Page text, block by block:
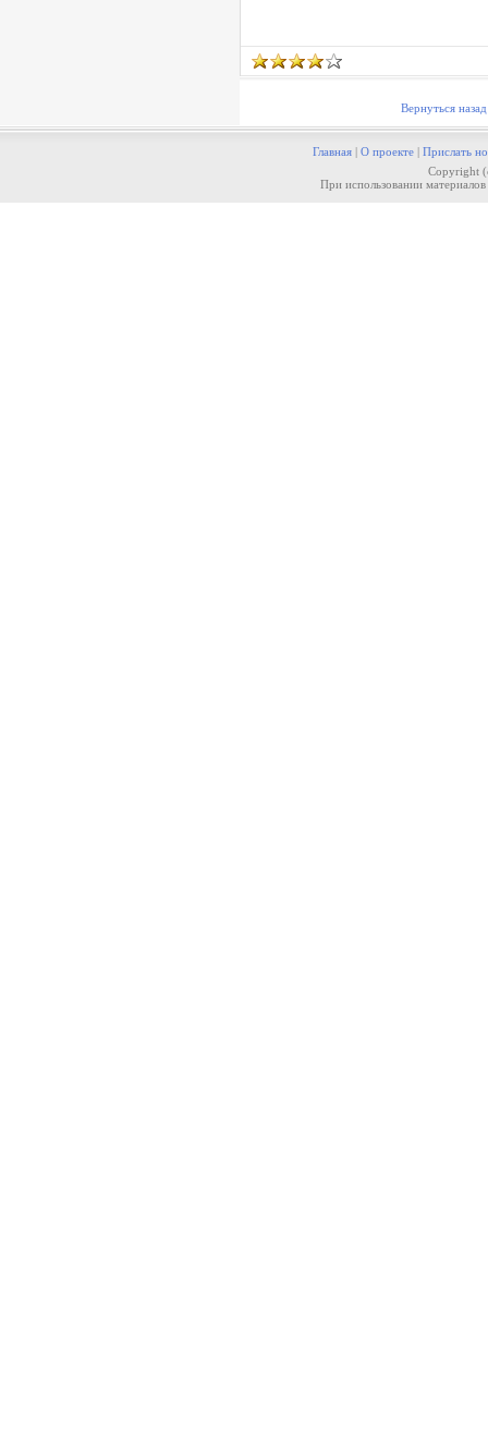
Вернуться назад
Главная| О проекте| Прислать
Copyright
При использовании